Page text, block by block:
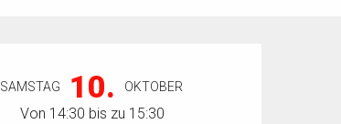
SAMSTAG 10. OKTOBER
Von 14:30 bis zu 15:30